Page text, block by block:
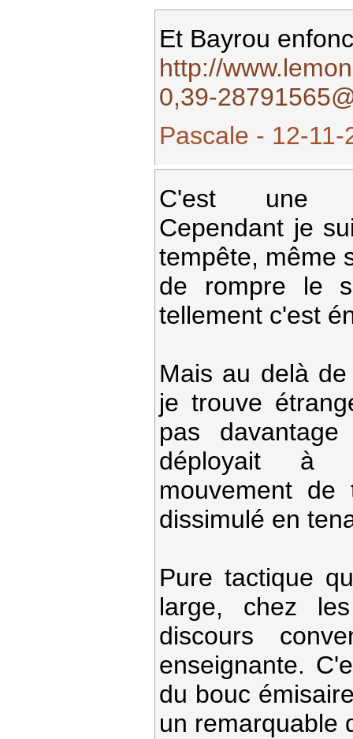
Et Bayrou
http://
0,39-
Pascale - 12-
C'est une
Cependant je
tempête, même
de rompre le
tellement c'est
Mais au delà
je trouve
pas
déployait à
mouvement
dissimulé en
Pure tactique
large, chez
discours
enseignante.
du bouc
un remarquable